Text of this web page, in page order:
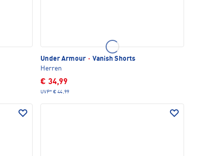
Under Armour · Vanish Shorts
Herren
€ 34,99
UVP* € 44,99